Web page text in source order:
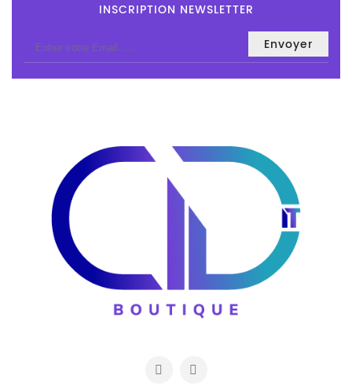
INSCRIPTION NEWSLETTER